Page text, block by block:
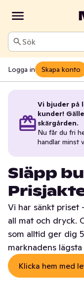
Sök
Logga in Skapa konto
Vi bjuder på
kunder!
skärgården.
Nu får du fri
handlar minst
Släpp
Vi har sänkt priset
all mat och dryck.
som alltid ger dig
marknadens lägsta
Klicka hem med